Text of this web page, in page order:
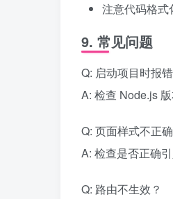
注意代码格式
9. 常见问题
Q: 启动项目时报
A: 检查 Node.js
Q: 页面样式不正
A: 检查是否正确
Q: 路由不生效？